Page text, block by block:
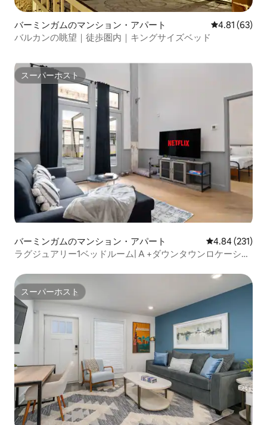
バーミンガムのマンション・アパート レビュー63
4.81 (63)
バルカンの眺望｜徒歩圏内｜キングサイズベッド
スーパーホスト
スーパーホスト
バーミンガムのマンション・アパート レビュー231
4.84 (231)
ラグジュアリー1ベッドルーム| A +ダウンタウンロケーショ
スーパーホスト
スーパーホスト